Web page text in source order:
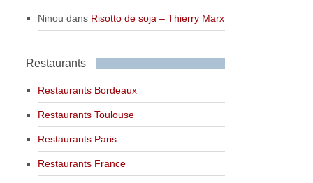
Ninou dans Risotto de soja – Thierry Marx
Restaurants
Restaurants Bordeaux
Restaurants Toulouse
Restaurants Paris
Restaurants France